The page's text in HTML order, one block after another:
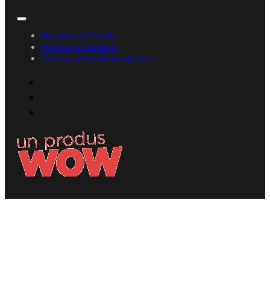
Termene și Condiții
Politica de Cookies
Politica de Confidențialitate